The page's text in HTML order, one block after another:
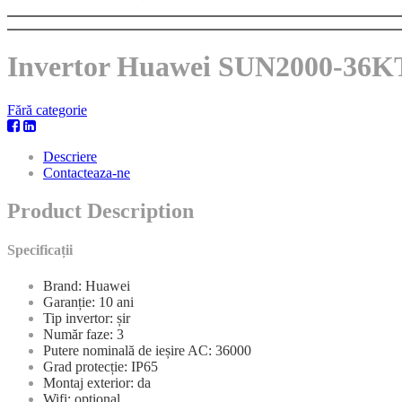
Invertor Huawei SUN2000-
Fără categorie
Descriere
Contacteaza-ne
Product Description
Specificații
Brand: Huawei
Garanție: 10 ani
Tip invertor: șir
Număr faze: 3
Putere nominală de ieșire AC: 36000
Grad protecție: IP65
Montaj exterior: da
Wifi: opțional